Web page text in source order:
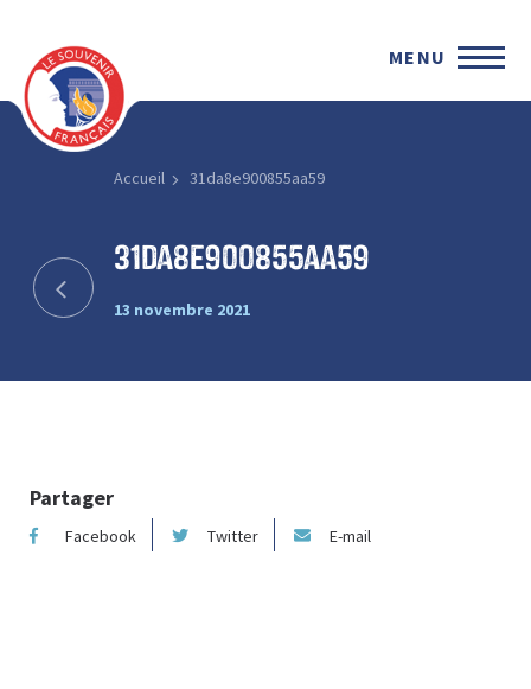
MENU
Accueil 31da8e900855aa59
31da8e900855aa59
13 novembre 2021
Partager
Facebook Twitter E-mail